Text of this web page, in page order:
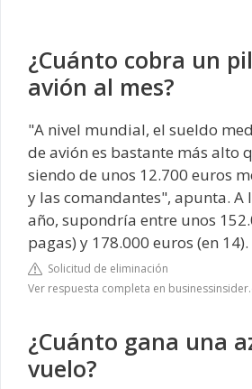
¿Cuánto cobra un
avión al mes?
"A nivel mundial, el sueldo
de avión es bastante más alto
siendo de unos 12.700 euros
y las comandantes", apunta. A
año, supondría entre unos
pagas) y 178.000 euros (en 14).
Solicitud de eliminación
Ver respuesta completa en
¿Cuánto gana una
vuelo?